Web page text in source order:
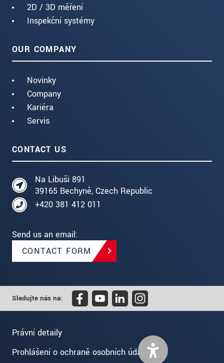
2D / 3D měření
Inspekční systémy
OUR COMPANY
Novinky
Company
Kariéra
Servis
CONTACT US
Na Libuši 891
39165 Bechyně, Czech Republic
+420 381 412 011
Send us an email:
CONTACT FORM
Sledujte nás na:
Právní detaily
Prohlášení o ochraně osobních údajů